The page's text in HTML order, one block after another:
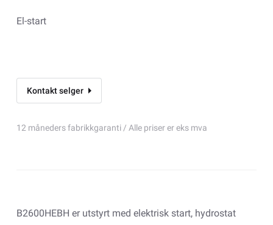
El-start
Kontakt selger
12 måneders fabrikkgaranti / Alle priser er eks mva
B2600HEBH er utstyrt med elektrisk start, hydrostat